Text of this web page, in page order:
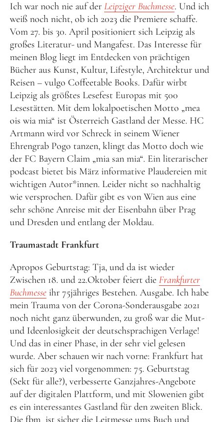
Ich war noch nie auf der Leipziger Buchmesse. Und ich
weiß noch nicht, ob ich 2023 die Premiere schaffe.
Vom 27. bis 30. April positioniert sich Leipzig als
großes Literatur- und Mangafest. Das Interesse für
meinen Blog liegt im Entdecken von prächtigen
Bücher aus Kunst, Kultur, Lifestyle, Architektur und
Reisen – vulgo Coffeetable Books. Dafür wirbt
Leipzig als größtes Lesefest Europas mit 500
Lesestätten. Mit dem lokalpoetischen Motto „mea
ois wia mia“ ist Österreich Gastland der Messe. HC
Artmann wird vor Schreck in seinem Wiener
Ehrengrab Pogo tanzen, klingt das Motto doch wie
der FC Bayern Claim „mia san mia“. Ein literarischer
podcast bietet bis März informative Plaudereien mit
wichtigen Autor*innen. Leider nicht so nachhaltig
wie versprochen. Dafür gibt es von Wien aus eine
sehr schöne Anreise mit der Eisenbahn über Prag
und Dresden und entlang der Moldau.
Traumastadt Frankfurt
Apropos Geburtstag: Tja, und da ist wieder
Zwischen 18. und 22.Oktober feiert die Frankfurter
Buchmesse ihr 75jähriges Bestehen. Ausgabe. Ich habe
mein Trauma von der Corona-Sonderausgabe 2021
noch nicht ganz überwunden, zu groß war die Mut-
und Ideenlosigkeit der deutschsprachigen Verlage!
Und das in einer Phase, in der sehr viel gelesen
wurde. Aber schauen wir nach vorne: Frankfurt hat
sich für 2023 viel vorgenommen: 75. Geburtstag
(Sekt für alle?), verbesserte Ganzjahres-Angebote
auf der digitalen Plattform, und mit Slowenien gibt
es ein interessantes Gastland für den zweiten Blick.